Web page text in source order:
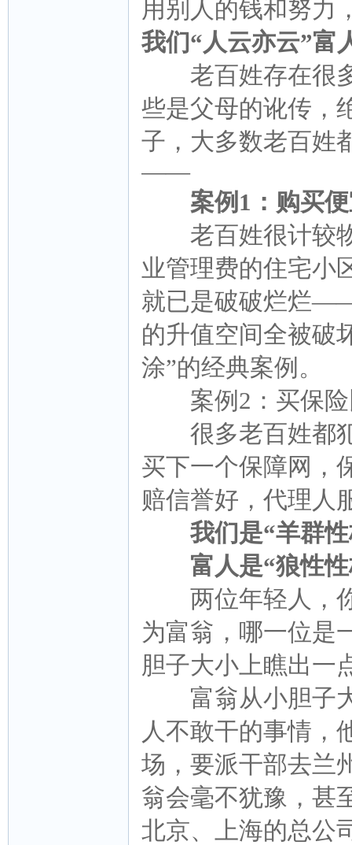
用别人的钱和努力
我们“人云亦云”富
老百姓存在很多
些是父母的讹传，
子，大多数老百姓
——
案例1：购买
老百姓很计较物
业管理费的住宅小
就已是破破烂烂
的升值空间全被破
涂”的经典案例。
案例2：买保险
很多老百姓都犯
买下一个保障网，
赔信誉好，代理人
我们是“羊群
富人是“狼性
两位年轻人，你
为富翁，哪一位是
胆子大小上瞧出一
富翁从小胆子大
人不敢干的事情，
场，要派干部去兰
翁会毫不犹豫，甚
北京、上海的总公